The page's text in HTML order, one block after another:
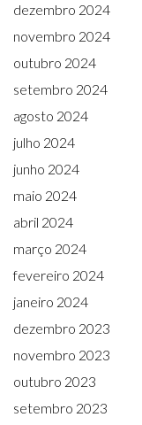
dezembro 2024
novembro 2024
outubro 2024
setembro 2024
agosto 2024
julho 2024
junho 2024
maio 2024
abril 2024
março 2024
fevereiro 2024
janeiro 2024
dezembro 2023
novembro 2023
outubro 2023
setembro 2023